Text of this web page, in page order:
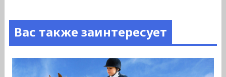
Вас также заинтересует